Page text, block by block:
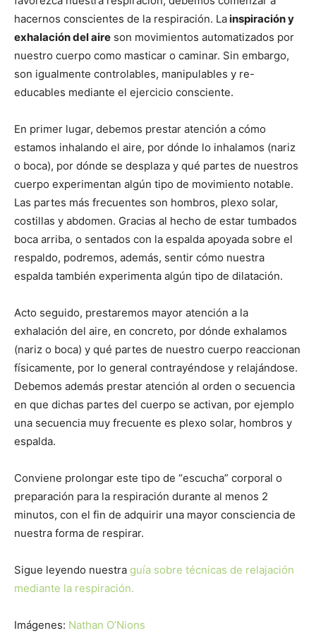
hacernos conscientes de la respiración. Lainspiración y
exhalación del aire son movimientos automatizados por
nuestro cuerpo como masticar o caminar. Sin embargo,
son igualmente controlables, manipulables y re-
educables mediante el ejercicio consciente.
En primer lugar, debemos prestar atención a cómo
estamos inhalando el aire, por dónde lo inhalamos (nariz
o boca), por dónde se desplaza y qué partes de nuestros
cuerpo experimentan algún tipo de movimiento notable.
Las partes más frecuentes son hombros, plexo solar,
costillas y abdomen. Gracias al hecho de estar tumbados
boca arriba, o sentados con la espalda apoyada sobre el
respaldo, podremos, además, sentir cómo nuestra
espalda también experimenta algún tipo de dilatación.
Acto seguido, prestaremos mayor atención a la
exhalación del aire, en concreto, por dónde exhalamos
(nariz o boca) y qué partes de nuestro cuerpo reaccionan
físicamente, por lo general contrayéndose y relajándose.
Debemos además prestar atención al orden o secuencia
en que dichas partes del cuerpo se activan, por ejemplo
una secuencia muy frecuente es plexo solar, hombros y
espalda.
Conviene prolongar este tipo de “escucha” corporal o
preparación para la respiración durante al menos 2
minutos, con el fin de adquirir una mayor consciencia de
nuestra forma de respirar.
Sigue leyendo nuestra guía sobre técnicas de relajación
mediante la respiración.
Imágenes: Nathan O’Nions